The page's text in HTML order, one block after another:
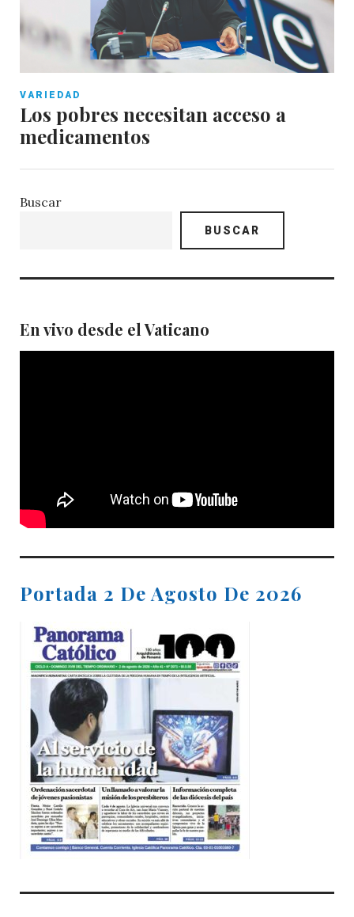
VARIEDAD
Los pobres necesitan acceso a
medicamentos
Buscar
BUSCAR
En vivo desde el Vaticano
Portada 2 De Agosto De 2026